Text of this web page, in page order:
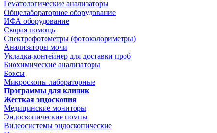
Гематологические анализаторы
Общелабораторное оборудование
ИФА оборудование
Скорая помощь
Спектрофотометры (фотоколориметры)
Анализаторы мочи
Укладка-контейнер для доставки проб
Биохимические анализаторы
Боксы
Микроскопы лабораторные
Программы для клиник
Жесткая эндоскопия
Медицинские мониторы
Эндоскопические помпы
Видеосистемы эндоскопические